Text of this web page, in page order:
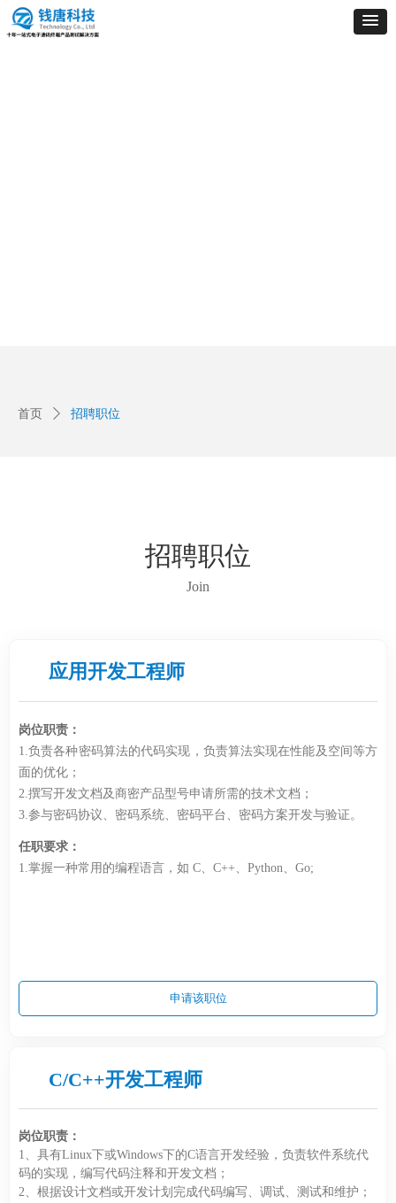
首页 ꄲ 招聘职位
招聘职位
Join
岗位职责：
1.负责各种密码算法的代码实现，负责算法实现在性能及空间等方
面的优化；
2.撰写开发文档及商密产品型号申请所需的技术文档；
3.参与密码协议、密码系统、密码平台、密码方案开发与验证。
任职要求：
1.掌握一种常用的编程语言，如 C、C++、Python、Go;
应用开发工程师
申请该职位
岗位职责：
1、具有Linux下或Windows下的C语言开发经验，负责软件系统代
码的实现，编写代码注释和开发文档；
2、根据设计文档或开发计划完成代码编写、调试、测试和维护；
C/C++开发工程师